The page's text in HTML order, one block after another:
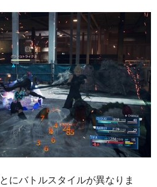
にバトルスタイルが異なりま